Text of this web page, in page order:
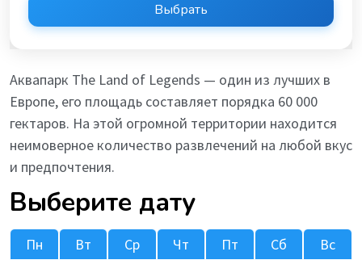
Выбрать
Аквапарк The Land of Legends — один из лучших в
Европе, его площадь составляет порядка 60 000
гектаров. На этой огромной территории находится
неимоверное количество развлечений на любой вкус
и предпочтения.
Выберите дату
Пн Вт Ср Чт Пт Сб
Вс